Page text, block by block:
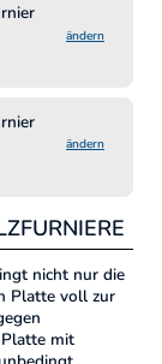
ändern
ändern
nicht nur die
Platte voll zur
Platte mit